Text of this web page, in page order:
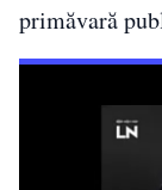
primăvară